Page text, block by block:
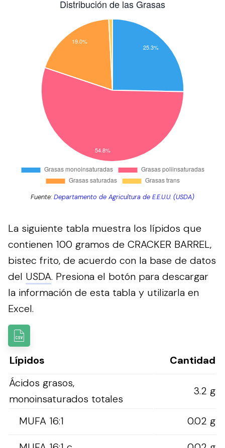
Fuente:Departamento de Agricultura de E.E.U.U. (USDA)
La siguiente tabla muestra los lípidos que
contienen 100 gramos de CRACKER BARREL,
bistec frito, de acuerdo con la base de datos
del USDA. Presiona el botón para descargar
la información de esta tabla y utilizarla en
Excel.
Lípidos
Cantidad
Ácidos grasos,
monoinsaturados totales
3.2 g
MUFA 16:1
0.02 g